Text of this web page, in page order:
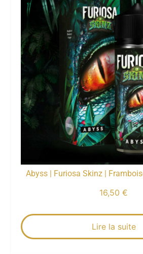
Abyss | Furiosa Skinz |
16,50 €
Lire la suite